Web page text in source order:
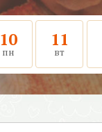
10
пн
11
вт